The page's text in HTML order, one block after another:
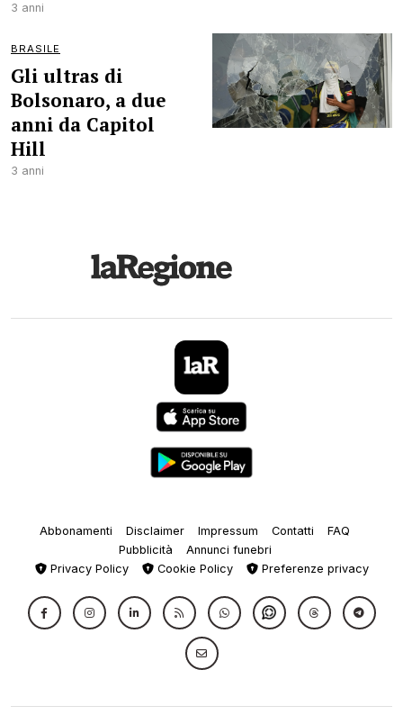
3 anni
BRASILE
Gli ultras di
Bolsonaro, a due
anni da Capitol
Hill
3 anni
Abbonamenti Disclaimer Impressum Contatti
FAQ
Pubblicità
Annunci funebri
Privacy Policy
Cookie Policy Preferenze privacy